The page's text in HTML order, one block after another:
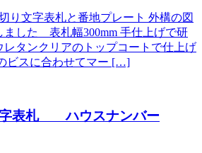
り文字表札と番地プレート 外構の図
ました 表札幅300mm 手仕上げで研
レタンクリアのトップコートで仕上げ
ビスに合わせてマー […]
字表札 ハウスナンバー